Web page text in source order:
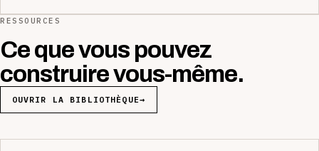
RESSOURCES
Ce que vous pouvez
construire vous-même.
OUVRIR LA BIBLIOTHÈQUE→